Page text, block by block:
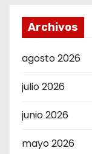
Archivos
agosto 2026
julio 2026
junio 2026
mayo 2026